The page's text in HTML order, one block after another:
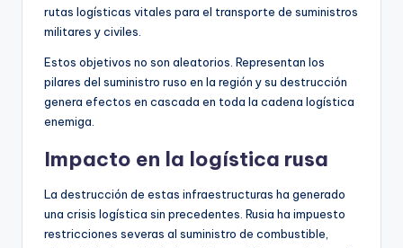
rutas logísticas vitales para el transporte de suministros
militares y civiles.
Estos objetivos no son aleatorios. Representan los
pilares del suministro ruso en la región y su destrucción
genera efectos en cascada en toda la cadena logística
enemiga.
Impacto en la logística rusa
La destrucción de estas infraestructuras ha generado
una crisis logística sin precedentes. Rusia ha impuesto
restricciones severas al suministro de combustible,